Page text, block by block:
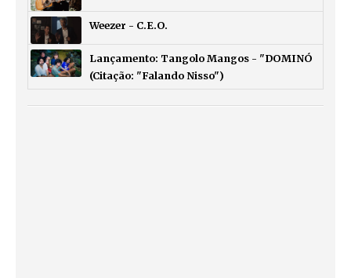
Weezer - C.E.O.
Lançamento: Tangolo Mangos - "DOMINÓ
(Citação: "Falando Nisso")